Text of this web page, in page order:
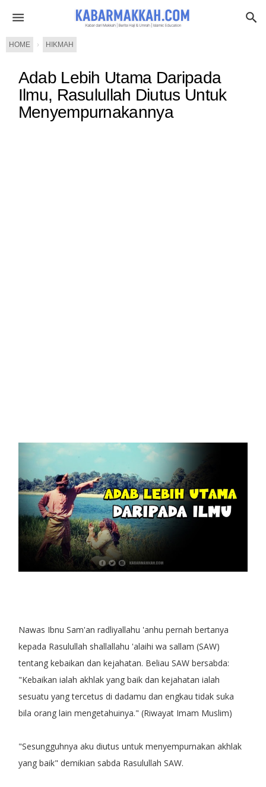
HOME › HIKMAH
Adab Lebih Utama Daripada
Ilmu, Rasulullah Diutus Untuk
Menyempurnakannya
Nawas Ibnu Sam'an radliyallahu 'anhu pernah bertanya
kepada Rasulullah shallallahu 'alaihi wa sallam (SAW)
tentang kebaikan dan kejahatan. Beliau SAW bersabda:
"Kebaikan ialah akhlak yang baik dan kejahatan ialah
sesuatu yang tercetus di dadamu dan engkau tidak suka
bila orang lain mengetahuinya." (Riwayat Imam Muslim)
"Sesungguhnya aku diutus untuk menyempurnakan akhlak
yang baik" demikian sabda Rasulullah SAW.